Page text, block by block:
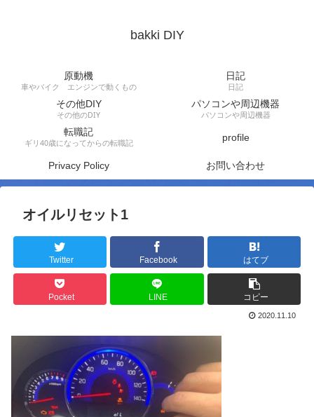
bakki DIY
原動機
車やバイク エンジンで動くもの
日記
日記
その他DIY
その他のDIY
パソコンや周辺機器
パソコンや周辺機器
転職記
ギリ40歳になってからの転職記 profile
Privacy Policy お問い合わせ
オイルリセット1
Twitter Facebook はてブ
Pocket LINE コピー
2020.11.10